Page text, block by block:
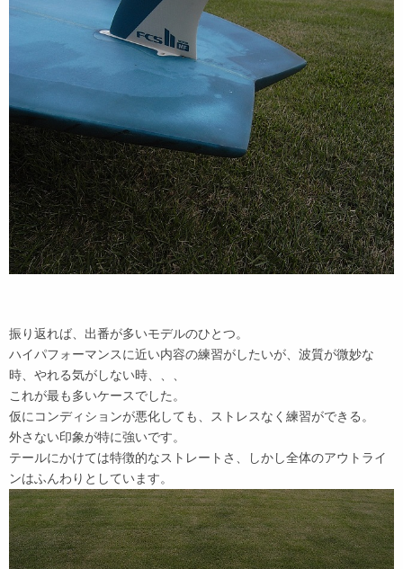
振り返れば、出番が多いモデルのひとつ。
ハイパフォーマンスに近い内容の練習がしたいが、波質が微妙な
時、やれる気がしない時、、、
これが最も多いケースでした。
仮にコンディションが悪化しても、ストレスなく練習ができる。
外さない印象が特に強いです。
テールにかけては特徴的なストレートさ、しかし全体のアウトライ
ンはふんわりとしています。